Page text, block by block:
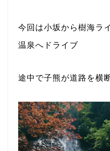
今回は小坂から樹海ラ
温泉へドライブ
途中で子熊が道路を横